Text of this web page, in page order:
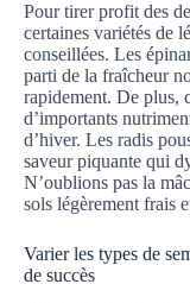
Pour tirer profit des
certaines variétés de
conseillées. Les
parti de la fraîcheur
rapidement. De plus,
d’importants
d’hiver. Les radis
saveur piquante qui
N’oublions pas la
sols légèrement frais
Varier les types de
de succès